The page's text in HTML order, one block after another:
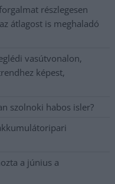
részlegesen
átlagost is meghaladó
vasútvonalon,
képest,
szolnoki habos isler?
a június a